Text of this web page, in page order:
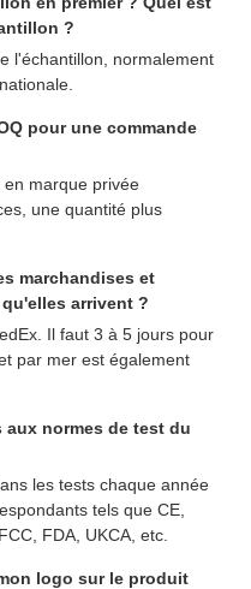
?
l'échantillon, normalement
pour une commande
marque privée
une quantité plus
marchandises et
arrivent ?
Il faut 3 à 5 jours pour
par mer est également
normes de test du
les tests chaque année
tels que CE,
FDA, UKCA, etc.
logo sur le produit